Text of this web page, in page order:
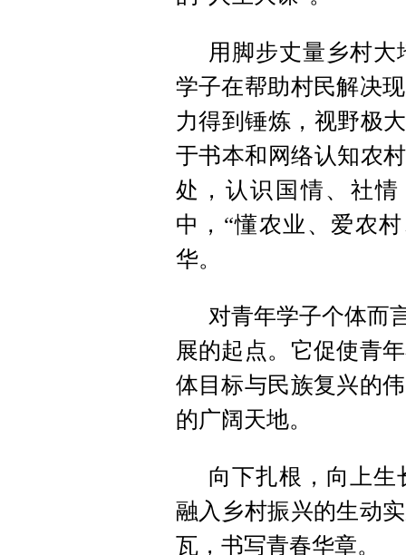
用脚步丈量乡村
学子在帮助村民解决
力得到锤炼，视野极
于书本和网络认知农
处，认识国情、社
中，“懂农业、爱农
华。
对青年学子个体而
展的起点。它促使青
体目标与民族复兴的
的广阔天地。
向下扎根，向上
融入乡村振兴的生动
瓦，书写青春华章。